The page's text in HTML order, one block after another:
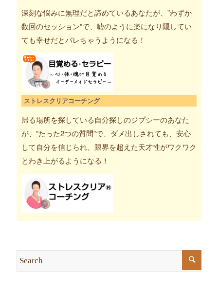
深刻な悩みに無理だと諦めているあなたが、”わずか
数回のセッション”で、嘘のように楽になり隠してい
ても幸せだとバレちゃうようになる！
ストレスクリアコーチング
帰る場所を探している自分探しのジプシーのあなた
が、”たった2つの質問”で、ダメ出しされても、安心
して自分を信じられ、限界を超えた天才性がワクワク
とわき上がるようになる！